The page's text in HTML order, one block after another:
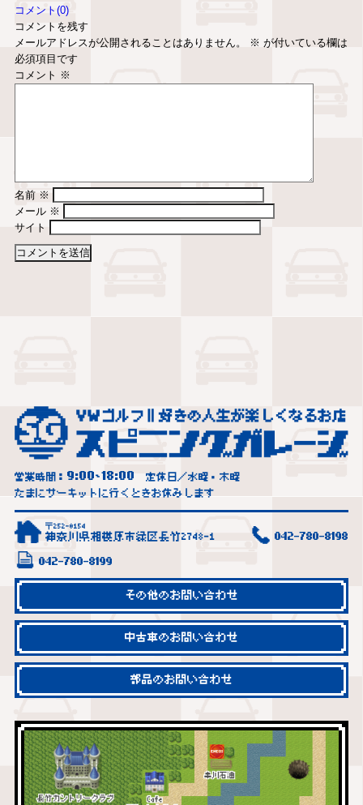
コメント(0)
コメントを残す
メールアドレスが公開されることはありません。
※ が付いている欄は
必須項目です
コメント ※
名前 ※
メール ※
サイト
営業時間： 9:00~18:00
定休日／水曜・木曜
たまにサーキットに行くときお休みします
〒252-0154
神奈川県相模原市緑区長竹2748-1 042-780-8198
042-780-8199
その他のお問い合わせ
中古車のお問い合わせ
部品のお問い合わせ